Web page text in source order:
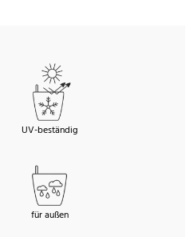
UV-beständig
für außen